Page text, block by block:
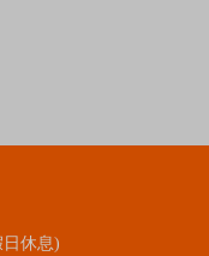
日休息)